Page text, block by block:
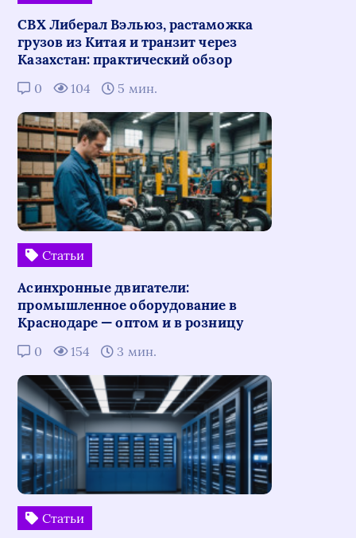
СВХ Либерал Вэльюз, растаможка
грузов из Китая и транзит через
Казахстан: практический обзор
0 104 5 мин.
Статьи
Асинхронные двигатели:
промышленное оборудование в
Краснодаре — оптом и в розницу
0 154 3 мин.
Статьи